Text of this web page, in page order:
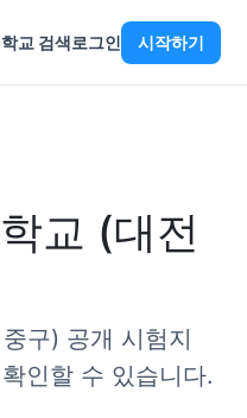
학교 검색로그인 시작하기
교 (대전
구) 공개 시험지
인할 수 있습니다.